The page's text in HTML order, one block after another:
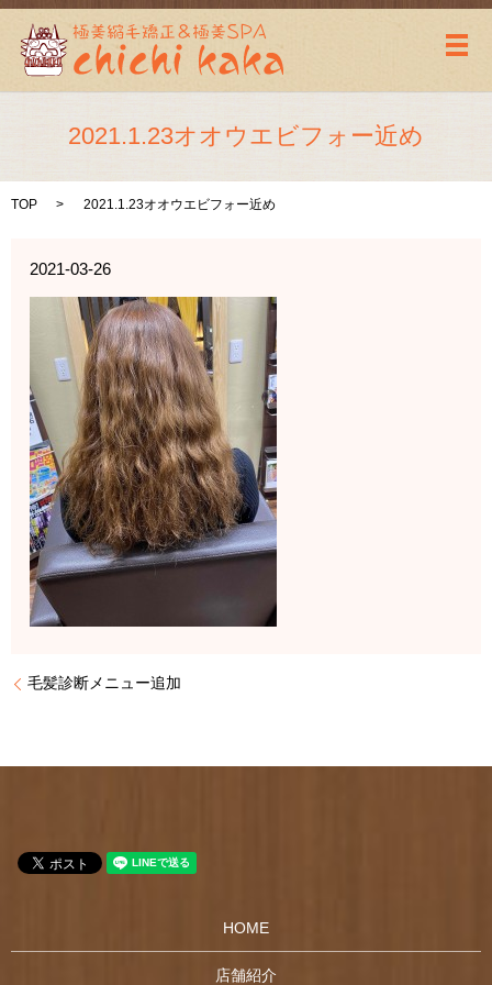
メ
2021.1.23オオウエビフォー近め
TOP 2021.1.23オオウエビフォー近め
2021-03-26
毛髪診断メニュー追加
HOME
店舗紹介